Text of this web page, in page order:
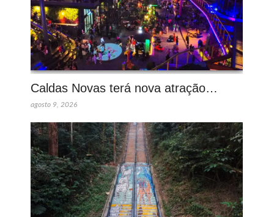
Caldas Novas terá nova atração…
agosto 9, 2026